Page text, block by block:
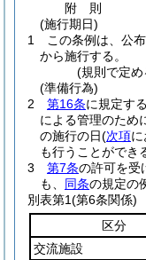
附 則
(施行期日)
1
この条例は、公
から施行する。
(規則で定
(準備行為)
2
第16条に規定す
による管理のため
の施行の日(次項
も行うことができ
3
第7条の許可を受
も、 同条の規定の
別表第1(第6条関係)
区分
交流施設